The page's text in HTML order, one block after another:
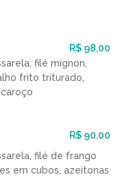
R$ 98,00
filé mignon,
frito triturado,
R$ 90,00
filé de frango
em cubos, azeitonas